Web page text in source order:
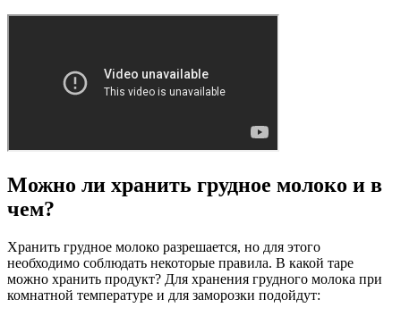
Можно ли хранить грудное молоко и в
чем?
Хранить грудное молоко разрешается, но для этого
необходимо соблюдать некоторые правила. В какой таре
можно хранить продукт? Для хранения грудного молока при
комнатной температуре и для заморозки подойдут: